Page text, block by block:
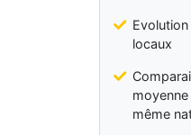
locaux
même